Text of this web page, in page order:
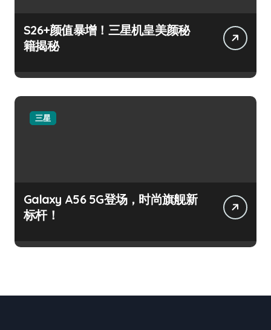
S26+颜值暴增！三星机皇美颜秘
籍揭秘
三星
Galaxy A56 5G登场，时尚旗舰新
标杆！